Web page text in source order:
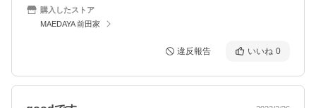
購入したストア
MAEDAYA 前田家
違反報告 いいね 0